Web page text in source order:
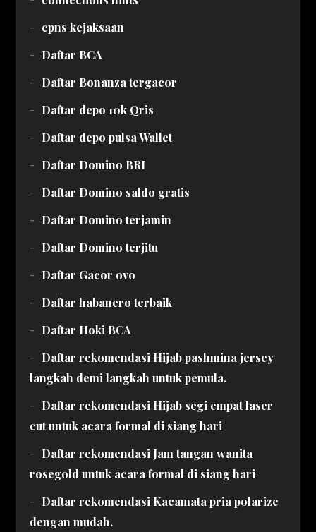
cpns kejaksaan
Daftar BCA
Daftar Bonanza tergacor
Daftar depo 10k Qris
Daftar depo pulsa Wallet
Daftar Domino BRI
Daftar Domino saldo gratis
Daftar Domino terjamin
Daftar Domino terjitu
Daftar Gacor ovo
Daftar habanero terbaik
Daftar Hoki BCA
Daftar rekomendasi Hijab pashmina jersey
langkah demi langkah untuk pemula.
Daftar rekomendasi Hijab segi empat laser
cut untuk acara formal di siang hari
Daftar rekomendasi Jam tangan wanita
rosegold untuk acara formal di siang hari
Daftar rekomendasi Kacamata pria polarize
dengan mudah.